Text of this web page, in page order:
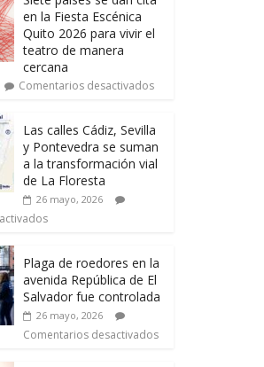
en la Fiesta Escénica
Quito 2026 para vivir el
teatro de manera
cercana
Comentarios desactivados
Las calles Cádiz, Sevilla
y Pontevedra se suman
a la transformación vial
de La Floresta
26 mayo, 2026
Plaga de roedores en la
avenida República de El
Salvador fue controlada
26 mayo, 2026
Comentarios desactivados